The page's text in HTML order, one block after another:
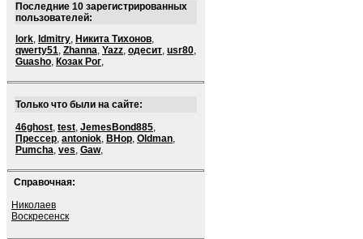
Последние 10 зарегистрированных
пользователей:
lork, ldmitry, Никита Тихонов,
qwerty51, Zhanna, Yazz, одесит, usr80,
Guasho, Козак Рог,
Только что были на сайте:
46ghost, test, JemesBond885,
Прессер, antoniok, BHop, Oldman,
Pumcha, ves, Gaw,
Справочная:
Николаев
Воскресенск